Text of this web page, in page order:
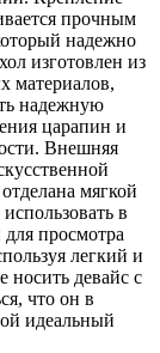
прочным
надежно
изготовлен из
материалов,
надежную
царапин и
Внешняя
мягкой
в
для просмотра
легкий и
носить девайс с
что он в
идеальный